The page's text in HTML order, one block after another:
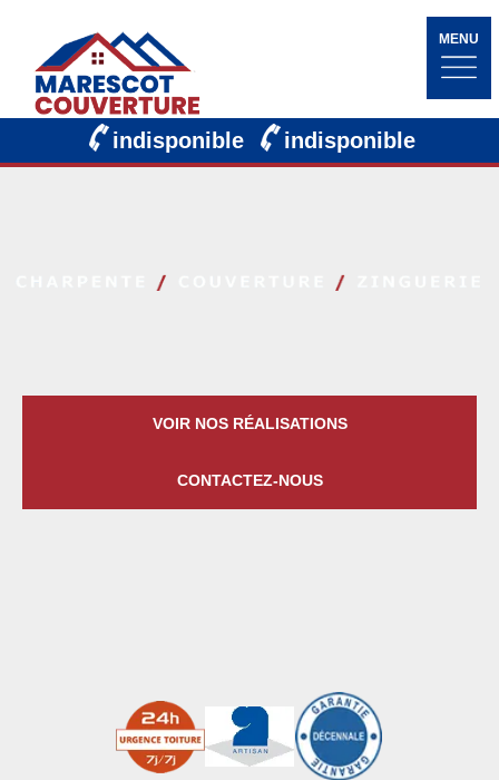
MENU
indisponible indisponible
VOIR NOS RÉALISATIONS
CONTACTEZ-NOUS